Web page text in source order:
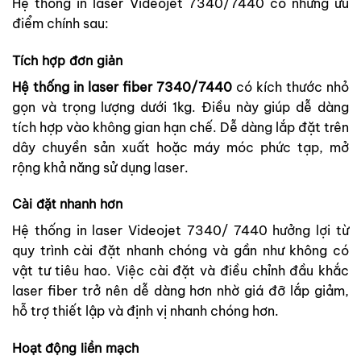
điểm chính sau:
Tích hợp đơn giản
Hệ thống in laser fiber 7340/7440 có kích thước nhỏ
gọn và trọng lượng dưới 1kg. Điều này giúp dễ dàng
tích hợp vào không gian hạn chế. Dễ dàng lắp đặt trên
dây chuyền sản xuất hoặc máy móc phức tạp, mở
rộng khả năng sử dụng laser.
Cài đặt nhanh hơn
Hệ thống in laser Videojet 7340/ 7440 hưởng lợi từ
quy trình cài đặt nhanh chóng và gần như không có
vật tư tiêu hao. Việc cài đặt và điều chỉnh đầu khắc
laser fiber trở nên dễ dàng hơn nhờ giá đỡ lắp giảm,
hỗ trợ thiết lập và định vị nhanh chóng hơn.
Hoạt động liền mạch